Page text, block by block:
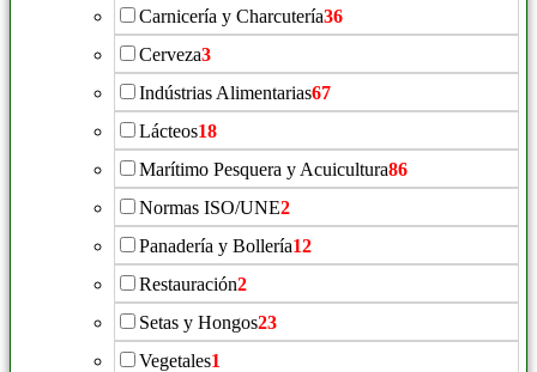
Carnicería y Charcutería36
Cerveza3
Indústrias Alimentarias67
Lácteos18
Marítimo Pesquera y Acuicultura86
Normas ISO/UNE2
Panadería y Bollería12
Restauración2
Setas y Hongos23
Vegetales1